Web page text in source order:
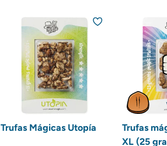
Trufas Mágicas Utopía
Trufas
XL (25